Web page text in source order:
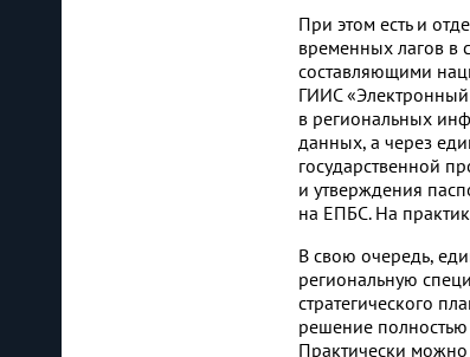
При этом есть и
временных лагов в
составляющими
ГИИС
в региональных
данных, а через
государственной
и утверждения
на ЕПБС. На
В свою очередь,
региональную
стратегического
решение
Практически можно